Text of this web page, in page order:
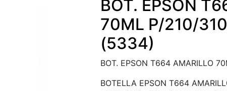
BOT. EPSON
70ML P/210/
(5334)
BOT. EPSON T664 AMARILLO
BOTELLA EPSON T664